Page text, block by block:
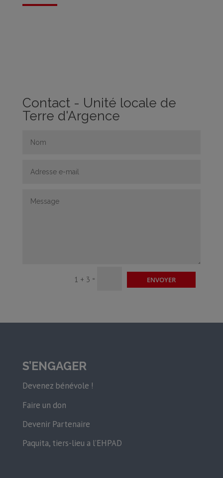
Contact - Unité locale de
Terre d'Argence
1 + 3 = ENVOYER
S’ENGAGER
Devenez bénévole !
Faire un don
Devenir Partenaire
Paquita, tiers-lieu a l’EHPAD